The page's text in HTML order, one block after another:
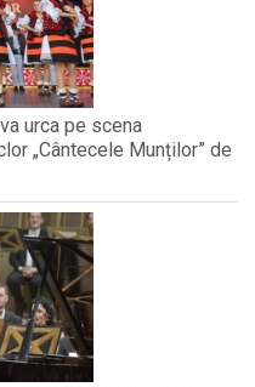
urca pe scena
„Cântecele Munților” de